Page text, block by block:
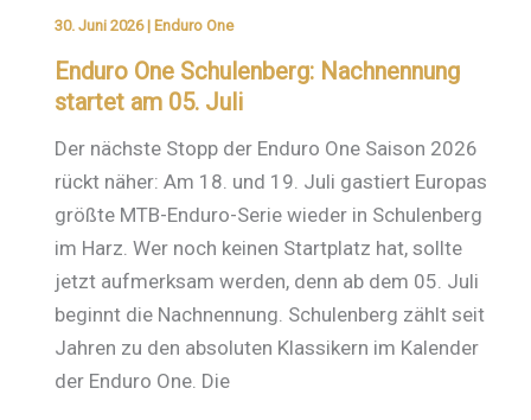
30. Juni 2026 | Enduro One
Enduro One Schulenberg: Nachnennung
startet am 05. Juli
Der nächste Stopp der Enduro One Saison 2026
rückt näher: Am 18. und 19. Juli gastiert Europas
größte MTB-Enduro-Serie wieder in Schulenberg
im Harz. Wer noch keinen Startplatz hat, sollte
jetzt aufmerksam werden, denn ab dem 05. Juli
beginnt die Nachnennung. Schulenberg zählt seit
Jahren zu den absoluten Klassikern im Kalender
der Enduro One. Die